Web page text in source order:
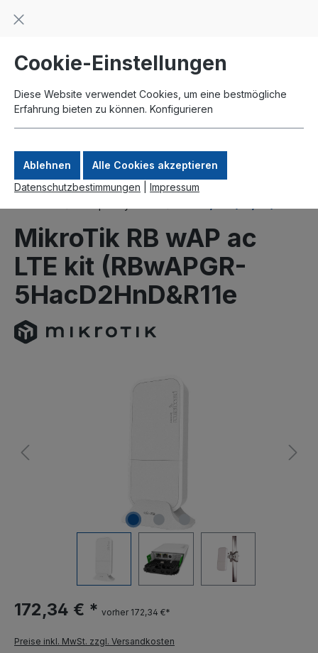
springen
Zahlung per Paypal
MikroTik RB wAP ac
LTE kit (RBwAPGR-
5HacD2HnD&R11e
172,34 € * vorher 172,34 €*
Preise inkl. MwSt. zzgl. Versandkosten
Cookie-Einstellungen
Diese Website verwendet Cookies, um eine bestmögliche
Erfahrung bieten zu können. Konfigurieren
Ablehnen
Alle Cookies akzeptieren
Datenschutzbestimmungen
Impressum